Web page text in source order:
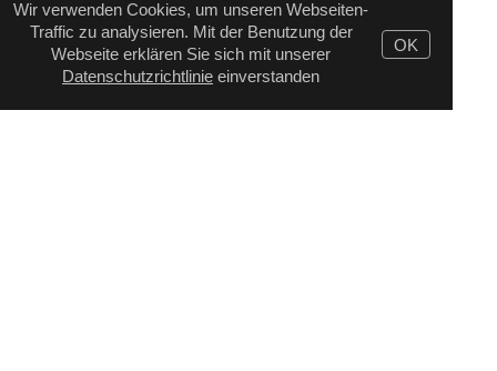
Wir verwenden Cookies, um unseren Webseiten-
Traffic zu analysieren. Mit der Benutzung der
Webseite erklären Sie sich mit unserer
Datenschutzrichtlinie einverstanden
OK